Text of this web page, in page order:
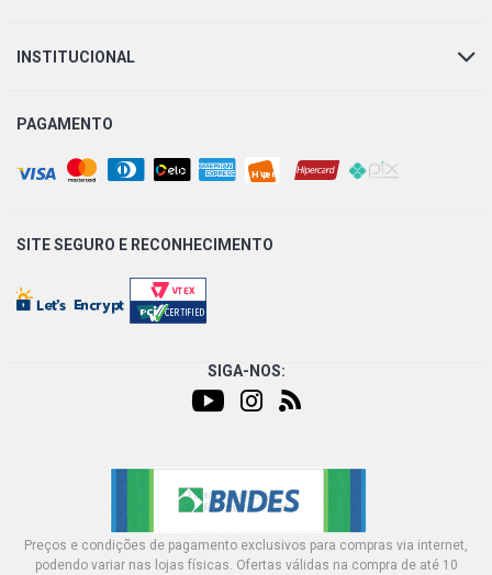
INSTITUCIONAL
PAGAMENTO
SITE SEGURO E RECONHECIMENTO
SIGA-NOS:
Preços e condições de pagamento exclusivos para compras via internet,
podendo variar nas lojas físicas. Ofertas válidas na compra de até 10